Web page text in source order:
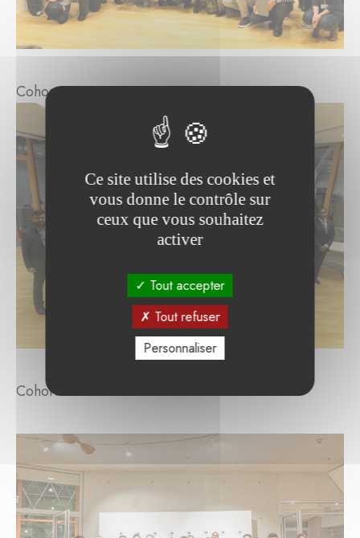
Cohort 2024
Cohort 2025
Ce site utilise des cookies et
vous donne le contrôle sur
ceux que vous souhaitez
activer
Tout accepter
Tout refuser
Personnaliser